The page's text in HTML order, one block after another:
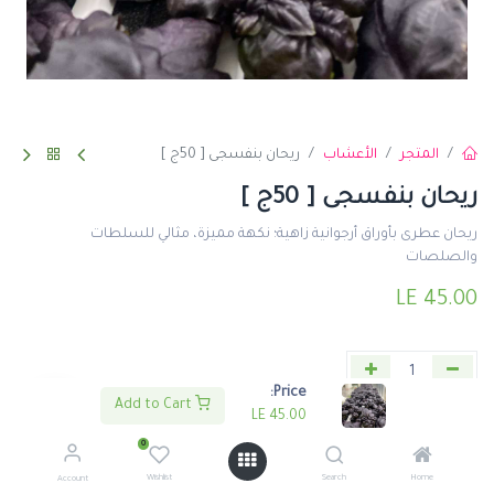
Price:
45.00
LE
Home
Search
0
Wishlist
Account
المتجر الأعشاب ريحان بنفسجى [ 50ج ]
ريحان بنفسجى [ 50ج ]
ريحان عطرى بأوراق أرجوانية زاهية؛ نكهة مميزة، مثالي للسلطات
والصلصات
45.00
اضف لعربة التسوق
إضافة إلى قائمة الأمنيات